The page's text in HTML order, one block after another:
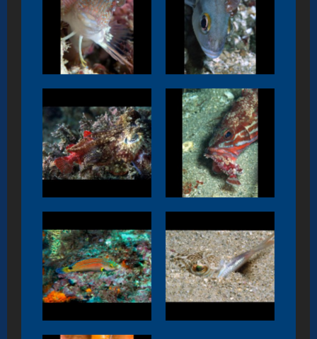
Parablennius
pilicornis
Plectorinchus
mediterraneus
Sepia officinalis Serranus scriba
Symphodus
mediterraneus
Trachinus draco